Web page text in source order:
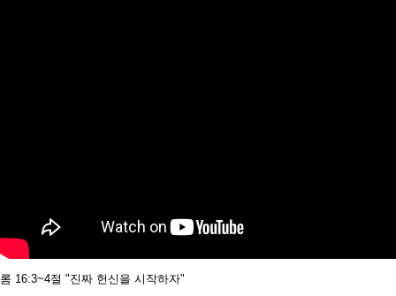
롬 16:3~4절 "진짜 헌신을 시작하자"